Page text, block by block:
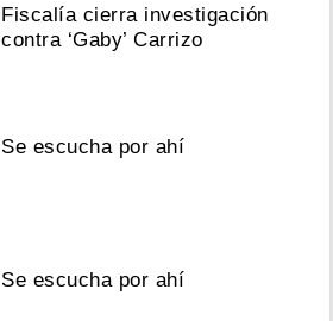
Fiscalía cierra investigación
contra ‘Gaby’ Carrizo
Se escucha por ahí
Se escucha por ahí